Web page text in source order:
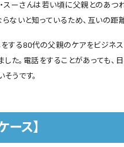
スーさんは若い頃に父親とのあつ
ないと知っているため、互いの距
する80代の父親のケアをビジネ
した。電話をすることがあっても
うです。
ース】